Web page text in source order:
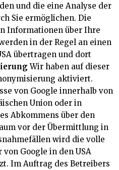
und die eine Analyse der
Sie ermöglichen. Die
Informationen über Ihre
in der Regel an einen
übertragen und dort
Wir haben auf dieser
aktiviert.
von Google innerhalb von
Union oder in
Abkommens über den
vor der Übermittlung in
wird die volle
Google in den USA
Im Auftrag des Betreibers